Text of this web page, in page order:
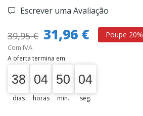
Escrever uma Avaliação
39,95 € 31,96 € Poupe 20%
Com IVA
A oferta termina em:
38
38
00
dias
04
04
00
horas
50
50
00
min.
03
03
04
seg.